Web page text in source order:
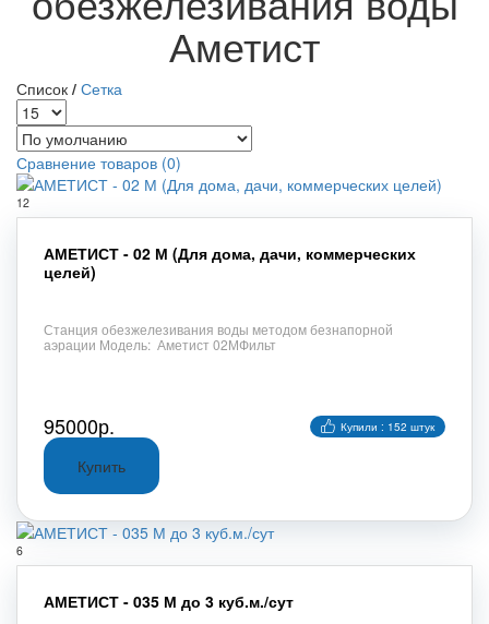
Аметист
Список / Сетка
Сравнение товаров (0)
12
АМЕТИСТ - 02 М (Для дома, дачи, коммерческих
целей)
Станция обезжелезивания воды методом безнапорной
аэрации Модель: Аметист 02МФильт
95000р. Купили : 152 штук
6
АМЕТИСТ - 035 М до 3 куб.м./сут